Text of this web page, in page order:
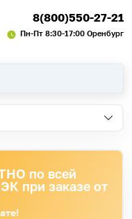
8(800)550-27-21
Пн-Пт 8:30-17:00 Оренбург
по всей
при заказе от